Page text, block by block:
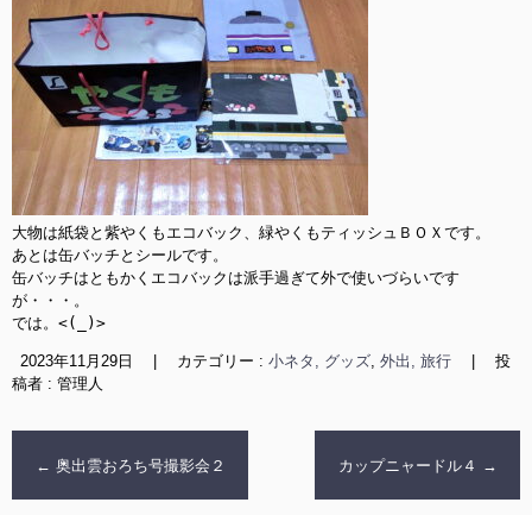
大物は紙袋と紫やくもエコバック、緑やくもティッシュＢＯＸです。
あとは缶バッチとシールです。
缶バッチはともかくエコバックは派手過ぎて外で使いづらいです
が・・・。
では。<(_)>
2023年11月29日 カテゴリー : 小ネタ, グッズ, 外出, 旅行
投
稿者 : 管理人
← 奥出雲おろち号撮影会２ カップニャードル４ →